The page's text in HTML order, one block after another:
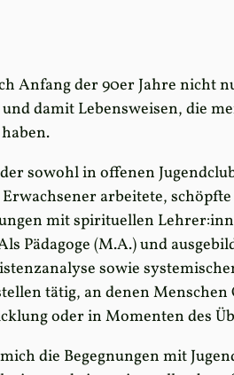
Anfang der 90er Jahre nicht
damit Lebensweisen, die
sowohl in offenen
arbeitete,
mit spirituellen
Pädagoge (M.A.) und
sowie
tätig, an denen
oder in Momenten des
die Begegnungen mit